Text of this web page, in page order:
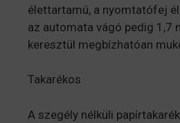
élettartamú, a nyomtatófej
az automata vágó pedig 1,7
keresztül megbízhatóan
Takarékos
A szegély nélküli